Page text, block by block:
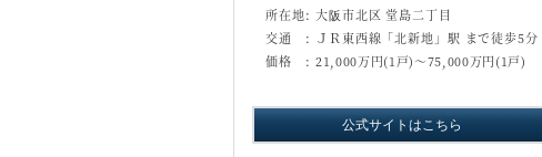
所在地: 大阪市北区 堂島二丁目
交通 : ＪＲ東西線「北新地」駅 まで徒歩5分
価格 : 21,000万円(1戸)～75,000万円(1戸)
公式サイトはこちら